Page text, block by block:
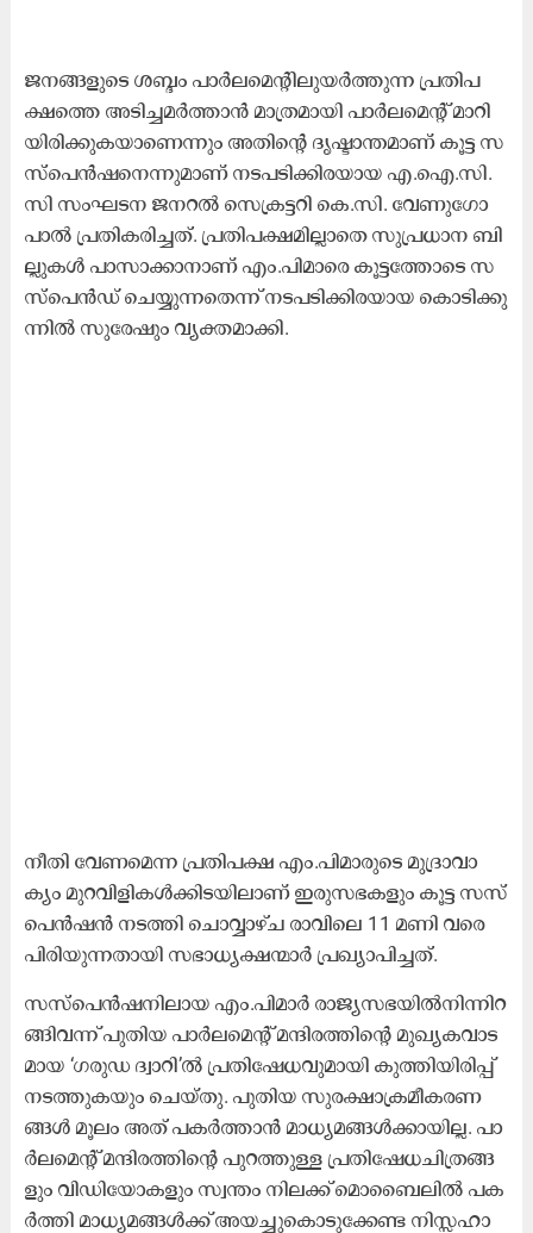
ജ​ന​ങ്ങ​ളു​ടെ ശ​ബ്ദം പാ​ർ​ല​മെ​ന്റി​ലു​യ​ർ​ത്തു​ന്ന പ്ര​തി​പ​
ക്ഷ​ത്തെ അ​ടി​ച്ച​മ​ർ​ത്താ​ൻ മാ​ത്ര​മാ​യി പാ​ർ​ല​മെ​ന്റ് മാ​റി​
യി​രി​ക്കു​ക​യാ​ണെ​ന്നും അ​തി​ന്റെ ദൃ​ഷ്ടാ​ന്ത​മാ​ണ് കൂ​ട്ട സ​
സ്​​പെ​ൻ​ഷ​നെ​ന്നു​മാ​ണ് ന​ട​പ​ടി​ക്കി​ര​യാ​യ എ.​ഐ.​സി.​
സി സം​ഘ​ട​ന ജ​ന​റ​ൽ സെ​ക്ര​ട്ട​റി കെ.​സി. വേ​ണു​ഗോ​
പാ​ൽ പ്ര​തി​ക​രി​ച്ച​ത്. ​പ്ര​തി​പ​ക്ഷ​മി​ല്ലാ​തെ സു​പ്ര​ധാ​ന ബി​
ല്ലു​ക​ൾ പാ​സാ​ക്കാ​നാ​ണ് എം.​പി​മാ​രെ കൂ​ട്ട​ത്തോ​ടെ സ​
സ്​​പെ​ൻ​ഡ് ചെ​യ്യു​ന്ന​തെ​ന്ന് ന​ട​പ​ടി​ക്കി​ര​യാ​യ കൊ​ടി​ക്കു​
ന്നി​ൽ സു​രേ​ഷും വ്യ​ക്ത​മാ​ക്കി.
നീ​തി വേ​ണ​മെ​ന്ന പ്ര​തി​പ​ക്ഷ എം.​പി​മാ​രു​ടെ മു​ദ്രാ​വാ​
ക്യം മു​റ​വി​ളി​ക​ൾ​ക്കി​ട​യി​ലാ​ണ് ഇ​രു​സ​ഭ​ക​ളും കൂ​ട്ട സ​സ്​​
പെ​ൻ​ഷ​ൻ ന​ട​ത്തി ചൊ​വ്വാ​ഴ്ച രാ​വി​ലെ 11 മ​ണി വ​രെ
പി​രി​യു​ന്ന​താ​യി സ​ഭാ​ധ്യ​ക്ഷ​ന്മാ​ർ പ്ര​ഖ്യാ​പി​ച്ച​ത്.
സ​സ്​​പെ​ൻ​ഷ​നി​ലാ​യ എം.​പി​മാ​ർ രാ​ജ്യ​സ​ഭ​യി​ൽ​നി​ന്നി​റ​
ങ്ങി​വ​ന്ന് പു​തി​യ പാ​ർ​ല​മെ​ന്റ് മ​ന്ദി​ര​ത്തി​ന്റെ മു​ഖ്യ​ക​വാ​ട​
മാ​യ ‘ഗ​രു​ഡ ദ്വാ​റി’​ൽ പ്ര​തി​ഷേ​ധ​വു​മാ​യി കു​ത്തി​യി​രി​പ്പ്
ന​ട​ത്തു​ക​യും ചെ​യ്തു. പു​തി​യ സു​ര​ക്ഷാ​ക്ര​മീ​ക​ര​ണ​
ങ്ങ​ൾ മൂ​ലം അ​ത് പ​ക​ർ​ത്താ​ൻ മാ​ധ്യ​മ​ങ്ങ​ൾ​ക്കാ​യി​ല്ല. പാ​
ർ​ല​മെ​ന്റ് മ​ന്ദി​ര​ത്തി​ന്റെ പു​റ​ത്തു​ള്ള പ്ര​തി​ഷേ​ധ​ചി​ത്ര​ങ്ങ​
ളും വി​ഡി​യോ​ക​ളും സ്വ​ന്തം നി​ല​ക്ക് മൊ​ബൈ​ലി​ൽ പ​ക​
ർ​ത്തി മാ​ധ്യ​മ​ങ്ങ​ൾ​ക്ക് അ​യ​ച്ചു​കൊ​ടു​ക്കേ​ണ്ട നി​സ്സ​ഹാ​